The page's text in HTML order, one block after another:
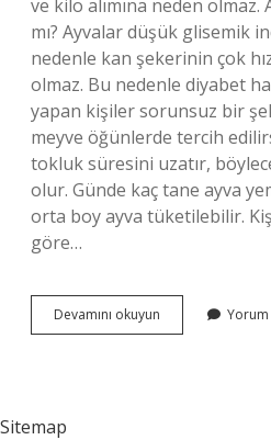
ve kilo alımına neden olmaz.
mı? Ayvalar düşük glisemik
nedenle kan şekerinin çok
olmaz. Bu nedenle diyabet
yapan kişiler sorunsuz bir
meyve öğünlerde tercih
tokluk süresini uzatır,
olur. Günde kaç tane ayva
orta boy ayva tüketilebilir.
göre…
Devamını okuyun
Ayva
Yorum
Sitemap